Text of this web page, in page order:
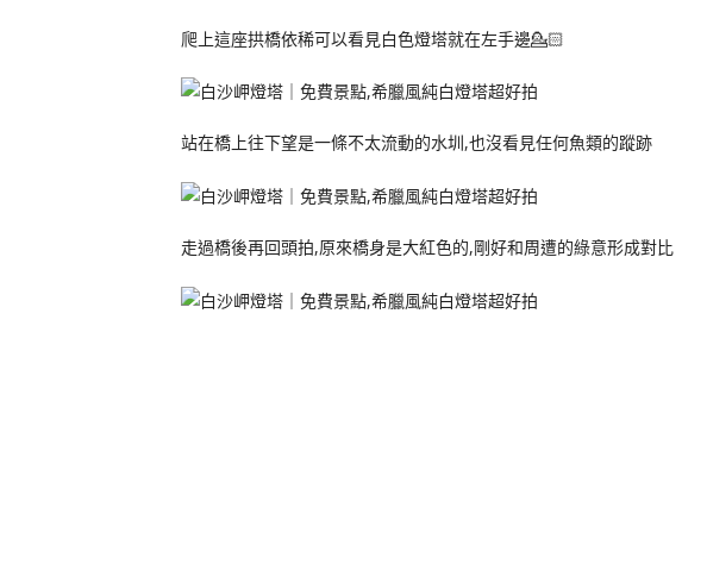
爬上這座拱橋依稀可以看見白色燈塔就在左手邊💁🏻
站在橋上往下望是一條不太流動的水圳,也沒看見任何魚類的蹤跡
走過橋後再回頭拍,原來橋身是大紅色的,剛好和周遭的綠意形成對比